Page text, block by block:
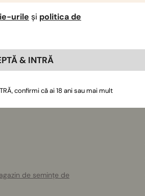
de semințe de
urile și politica de
& INTRĂ
confirmi că ai 18 ani sau mai mult